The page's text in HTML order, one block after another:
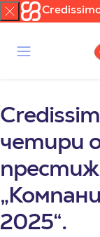
четири
2025“.